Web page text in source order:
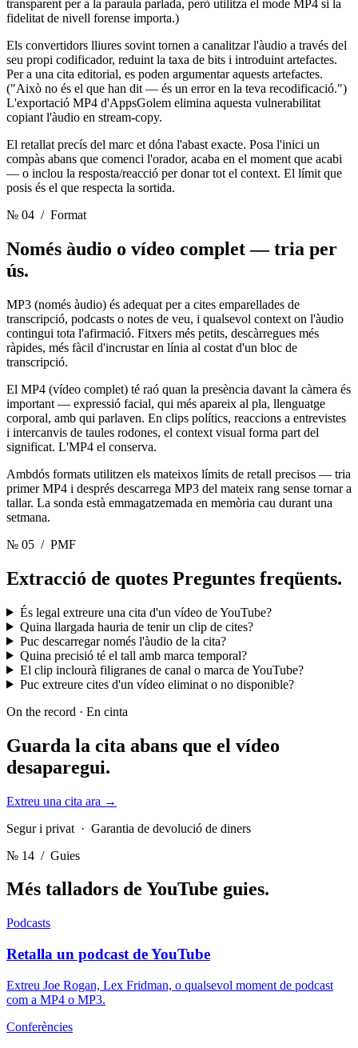
transparent per a la paraula parlada, però utilitza el mode MP4 si la
fidelitat de nivell forense importa.)
Els convertidors lliures sovint tornen a canalitzar l'àudio a través del
seu propi codificador, reduint la taxa de bits i introduint artefactes.
Per a una cita editorial, es poden argumentar aquests artefactes.
("Això no és el que han dit — és un error en la teva recodificació.")
L'exportació MP4 d'AppsGolem elimina aquesta vulnerabilitat
copiant l'àudio en stream-copy.
El retallat precís del marc et dóna l'abast exacte. Posa l'inici un
compàs abans que comenci l'orador, acaba en el moment que acabi
— o inclou la resposta/reacció per donar tot el context. El límit que
posis és el que respecta la sortida.
№ 04 / Format
Només àudio o vídeo complet— tria per
ús.
MP3 (només àudio) és adequat per a cites emparellades de
transcripció, podcasts o notes de veu, i qualsevol context on l'àudio
contingui tota l'afirmació. Fitxers més petits, descàrregues més
ràpides, més fàcil d'incrustar en línia al costat d'un bloc de
transcripció.
El MP4 (vídeo complet) té raó quan la presència davant la càmera és
important — expressió facial, qui més apareix al pla, llenguatge
corporal, amb qui parlaven. En clips polítics, reaccions a entrevistes
i intercanvis de taules rodones, el context visual forma part del
significat. L'MP4 el conserva.
Ambdós formats utilitzen els mateixos límits de retall precisos — tria
primer MP4 i després descarrega MP3 del mateix rang sense tornar a
tallar. La sonda està emmagatzemada en memòria cau durant una
setmana.
№ 05 / PMF
Extracció de quotes Preguntes freqüents.
És legal extreure una cita d'un vídeo de YouTube?
Quina llargada hauria de tenir un clip de cites?
Puc descarregar només l'àudio de la cita?
Quina precisió té el tall amb marca temporal?
El clip inclourà filigranes de canal o marca de YouTube?
Puc extreure cites d'un vídeo eliminat o no disponible?
On the record · En cinta
Guarda la cita abans que el vídeo
desaparegui.
Extreu una cita ara →
Segur i privat · Garantia de devolució de diners
№ 14 / Guies
Més talladors de YouTube guies.
Podcasts
Retalla un podcast de YouTube
Extreu Joe Rogan, Lex Fridman, o qualsevol moment de podcast
com a MP4 o MP3.
Conferències